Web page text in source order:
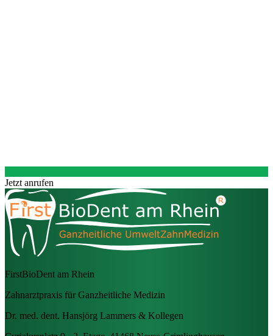
Jetzt anrufen
FirstBioDent am Rhein
Zahnarztpraxis für Ganzheitliche Medizin
Dr. med. dent. Hansjörg Lammers & Kollegen